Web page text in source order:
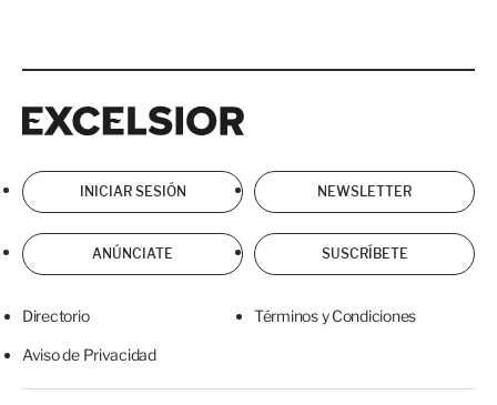
INICIAR SESIÓN NEWSLETTER
ANÚNCIATE SUSCRÍBETE
Directorio Términos y Condiciones
Aviso de Privacidad